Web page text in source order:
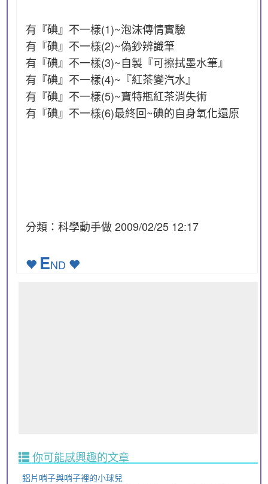
有『碘』不一樣(1)~泡沫傳情實驗
有『碘』不一樣(2)~偽鈔辨識筆
有『碘』不一樣(3)~自製『可擦拭墨水筆』
有『碘』不一樣(4)~『紅茶變汽水』
有『碘』不一樣(5)~寶特瓶紅茶消失術
有『碘』不一樣(6)最終回~碘的自身氧化還原
分類：科學動手做 2009/02/25 12:17
END
你可能感興趣的文章
鋁片哨子與哨子裡的小球兒